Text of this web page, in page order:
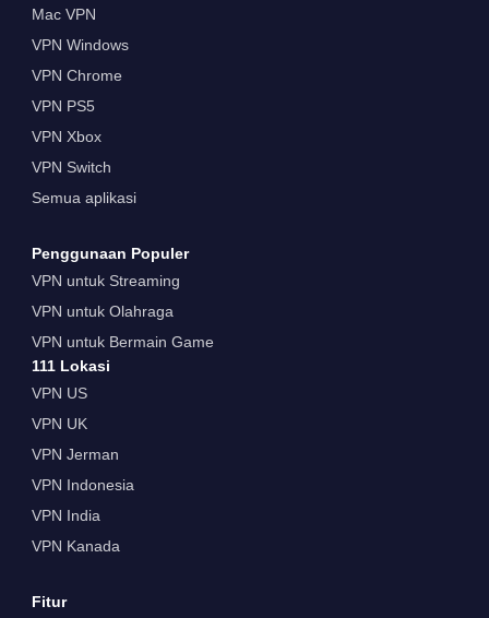
Mac VPN
VPN Windows
VPN Chrome
VPN PS5
VPN Xbox
VPN Switch
Semua aplikasi
Penggunaan Populer
VPN untuk Streaming
VPN untuk Olahraga
VPN untuk Bermain Game
111 Lokasi
VPN US
VPN UK
VPN Jerman
VPN Indonesia
VPN India
VPN Kanada
Fitur